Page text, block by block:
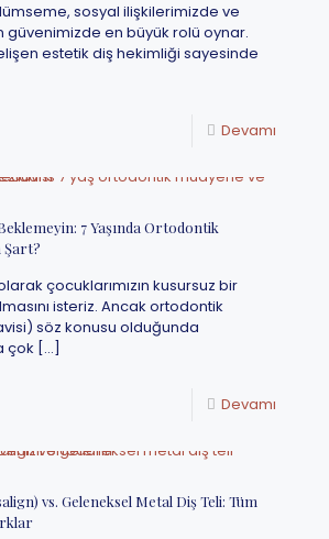
sosyal ilişkilerimizde ve
güvenimizde en büyük rolü oynar.
estetik diş hekimliği sayesinde
Devamı
7 Yaşında Ortodontik
Şart?
çocuklarımızın kusursuz bir
isteriz. Ancak ortodontik
söz konusu olduğunda
çok […]
Devamı
vs. Geleneksel Metal Diş Teli: Tüm